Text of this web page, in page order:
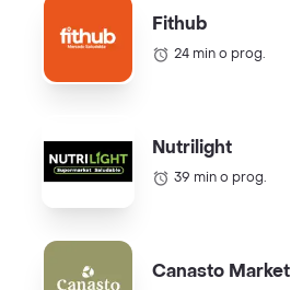
Fithub
24 min o prog.
Nutrilight
39 min o prog.
Canasto Market